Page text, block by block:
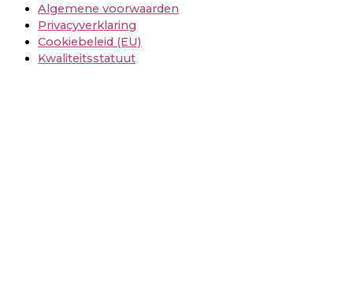
Algemene voorwaarden
Privacyverklaring
Cookiebeleid (EU)
Kwaliteitsstatuut